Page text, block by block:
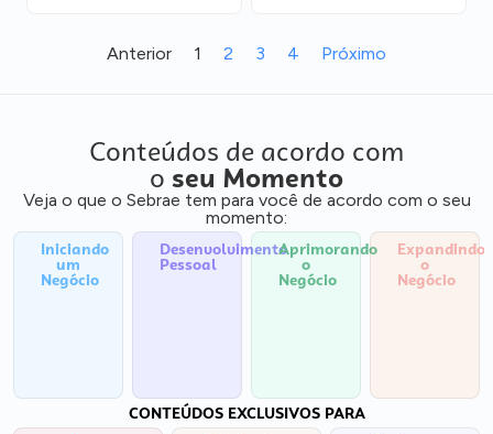
Anterior 1 2 3 4 Próximo
Conteúdos de acordo com
o seu Momento
Veja o que o Sebrae tem para você de acordo com o seu
momento:
Iniciando
um
Negócio
Desenvolvimento
Pessoal
Aprimorando
o
Negócio
Expandindo
o
Negócio
CONTEÚDOS EXCLUSIVOS PARA